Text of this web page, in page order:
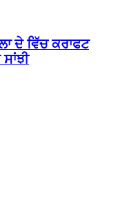
ਦੇ ਵਿੱਚ ਕਰਾਫਟ